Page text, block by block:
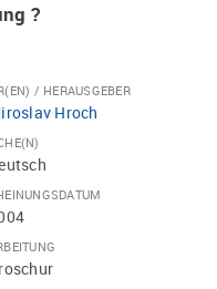
?
/ HERAUSGEBER
Hroch